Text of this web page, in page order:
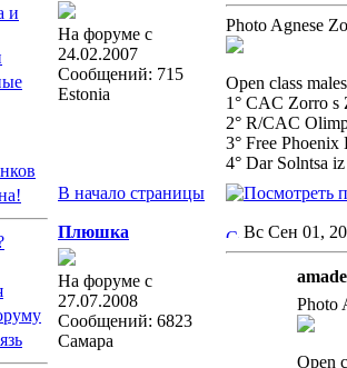
и
На форуме с
24.02.2007
Сообщений: 715
Estonia
Photo Agnese
Open class
1° CAC Zorro s
2° R/CAC
3° Free
4° Dar Solntsa
В начало страницы
Плюшка
На форуме с
27.07.2008
Сообщений: 6823
Самара
Вс Сен 01,
Photo
Open